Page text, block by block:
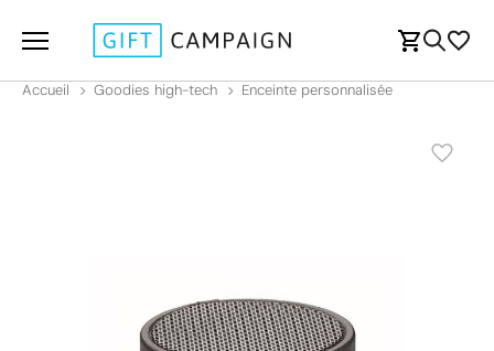
Accueil Goodies high-tech Enceinte personnalisée